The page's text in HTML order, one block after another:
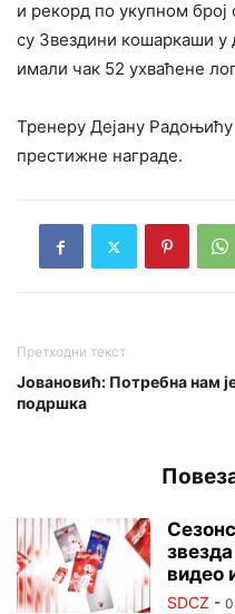
и рекорд по укупном
су Звездини кошаркаши
имали чак 52 ухваћене
Тренеру Дејану
престижне награде.
Претходни текст
Јовановић: Потребна нам
подршка
видео
SDCZ -